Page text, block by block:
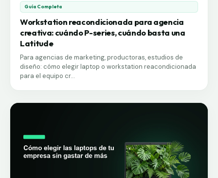
Guía Completa
Workstation reacondicionada para agencia
creativa: cuándo P-series, cuándo basta una
Latitude
Para agencias de marketing, productoras, estudios de
diseño: cómo elegir laptop o workstation reacondicionada
para el equipo cr...